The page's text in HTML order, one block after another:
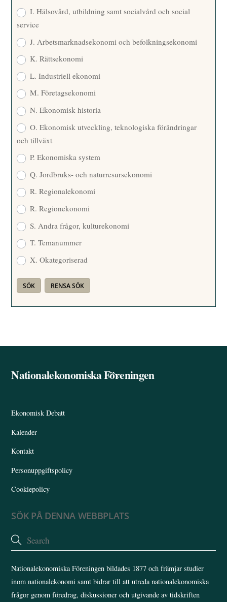
I. Hälsovård, utbildning samt socialvård och social
service
J. Arbetsmarknadsekonomi och befolkningsekonomi
K. Rättsekonomi
L. Industriell ekonomi
M. Företagsekonomi
N. Ekonomisk historia
O. Ekonomisk utveckling, teknologiska förändringar
och tillväxt
P. Ekonomiska system
Q. Jordbruks- och naturresursekonomi
R. Regionalekonomi
R. Regionekonomi
S. Andra frågor, kulturekonomi
T. Temanummer
X. Okategoriserad
Back
Nationalekonomiska Föreningen
Ekonomisk Debatt
Kalender
Kontakt
Personuppgiftspolicy
Cookiepolicy
SÖK PÅ DENNA WEBBPLATS
Nationalekonomiska Föreningen bildades 1877 och främjar studier
inom nationalekonomi samt bidrar till att utreda nationalekonomiska
frågor genom föredrag, diskussioner och utgivande av tidskriften